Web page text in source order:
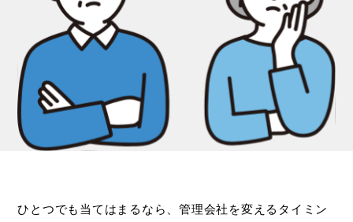
ひとつでも当てはまるなら、管理会社を変えるタイミン